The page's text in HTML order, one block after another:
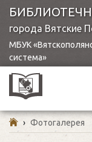
города Вятские
МБУК
система»
› Фотогалерея